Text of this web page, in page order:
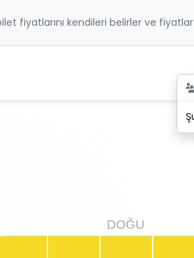
fiyatlarını kendileri belirler ve
DOĞU